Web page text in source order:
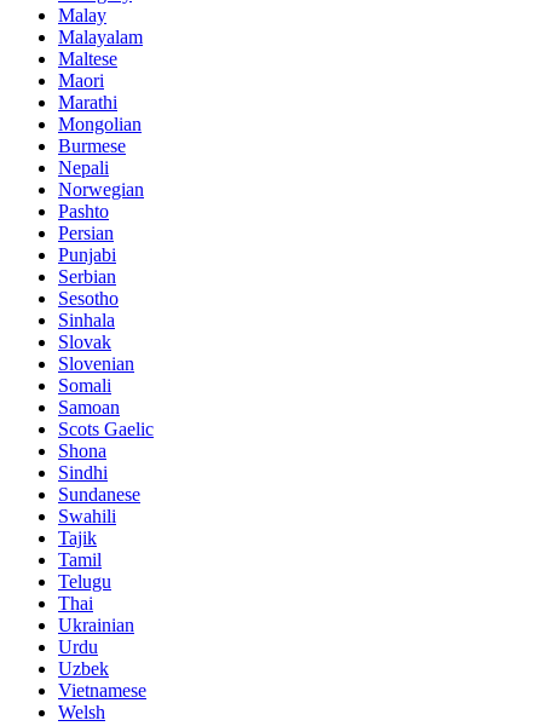
Malay
Malayalam
Maltese
Maori
Marathi
Mongolian
Burmese
Nepali
Norwegian
Pashto
Persian
Punjabi
Serbian
Sesotho
Sinhala
Slovak
Slovenian
Somali
Samoan
Scots Gaelic
Shona
Sindhi
Sundanese
Swahili
Tajik
Tamil
Telugu
Thai
Ukrainian
Urdu
Uzbek
Vietnamese
Welsh